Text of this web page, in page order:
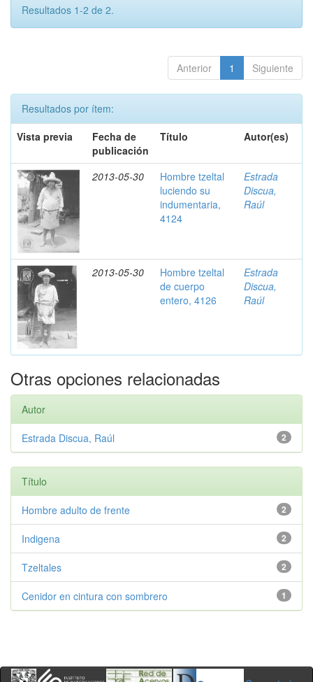
Resultados 1-2 de 2.
Anterior 1 Siguiente
Resultados por ítem:
Vista previa
Fecha de
publicación
Título Autor(es)
2013-05-30
Hombre tzeltal
luciendo su
indumentaria,
4124
Estrada
Discua,
Raúl
2013-05-30
Hombre tzeltal
de cuerpo
entero, 4126
Estrada
Discua,
Raúl
Otras opciones relacionadas
Autor
2
Estrada Discua, Raúl
Título
2
Hombre adulto de frente
2
Indigena
2
Tzeltales
1
Cenidor en cintura con sombrero